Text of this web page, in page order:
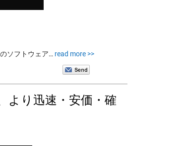
ソフトウェア… read more >>
より迅速・安価・確